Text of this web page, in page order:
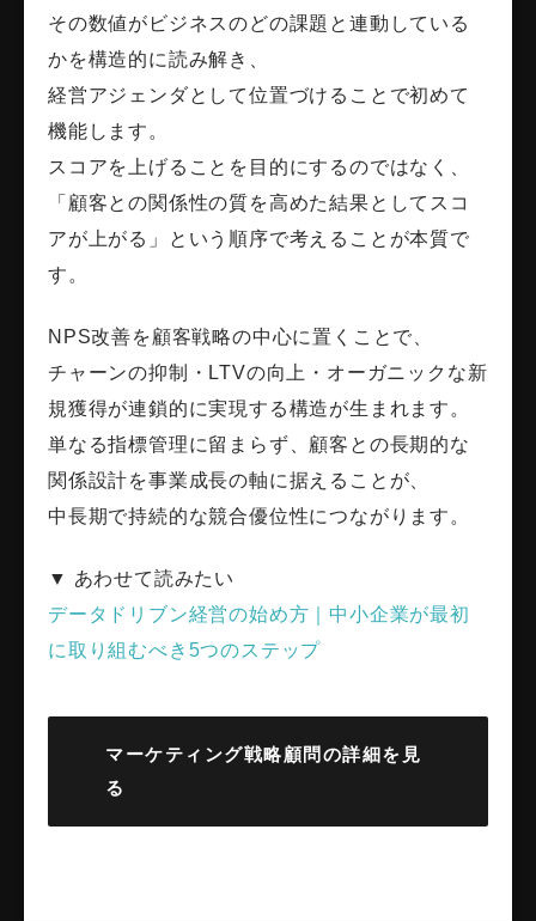
その数値がビジネスのどの課題と連動している
かを構造的に読み解き、
経営アジェンダとして位置づけることで初めて
機能します。
スコアを上げることを目的にするのではなく、
「顧客との関係性の質を高めた結果としてスコ
アが上がる」という順序で考えることが本質で
す。
NPS改善を顧客戦略の中心に置くことで、
チャーンの抑制・LTVの向上・オーガニックな新
規獲得が連鎖的に実現する構造が生まれます。
単なる指標管理に留まらず、顧客との長期的な
関係設計を事業成長の軸に据えることが、
中長期で持続的な競合優位性につながります。
▼ あわせて読みたい
データドリブン経営の始め方｜中小企業が最初
に取り組むべき5つのステップ
マーケティング戦略顧問の詳細を見
る